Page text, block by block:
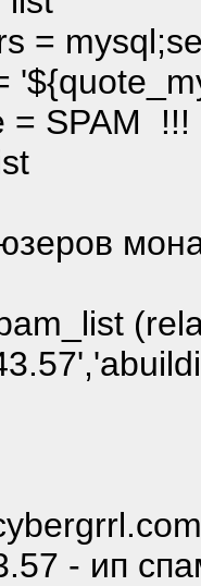
=
SPAM !!!
- ип